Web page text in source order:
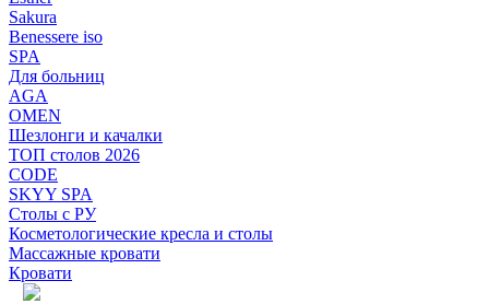
Sakura
Benessere iso
SPA
Для больниц
AGA
OMEN
Шезлонги и качалки
ТОП столов 2026
CODE
SKYY SPA
Столы с РУ
Косметологические кресла и столы
Массажные кровати
Кровати